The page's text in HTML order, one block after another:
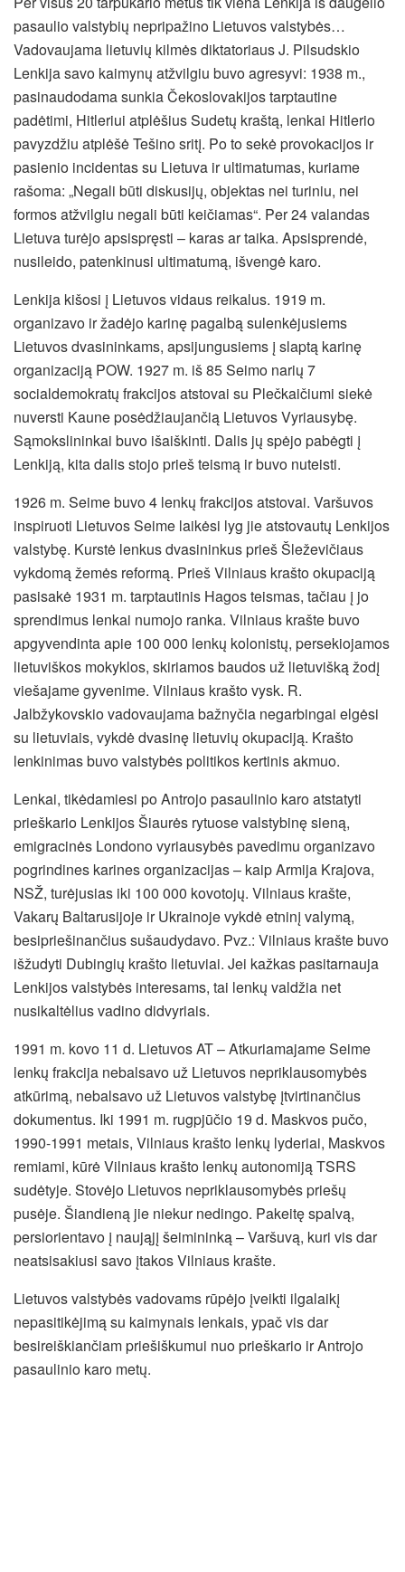
pasaulio valstybių nepripažino Lietuvos valstybės…
Vadovaujama lietuvių kilmės diktatoriaus J. Pilsudskio
Lenkija savo kaimynų atžvilgiu buvo agresyvi: 1938 m.,
pasinaudodama sunkia Čekoslovakijos tarptautine
padėtimi, Hitleriui atplėšius Sudetų kraštą, lenkai Hitlerio
pavyzdžiu atplėšė Tešino sritį. Po to sekė provokacijos ir
pasienio incidentas su Lietuva ir ultimatumas, kuriame
rašoma: „Negali būti diskusijų, objektas nei turiniu, nei
formos atžvilgiu negali būti keičiamas“. Per 24 valandas
Lietuva turėjo apsispręsti – karas ar taika. Apsisprendė,
nusileido, patenkinusi ultimatumą, išvengė karo.
Lenkija kišosi į Lietuvos vidaus reikalus. 1919 m.
organizavo ir žadėjo karinę pagalbą sulenkėjusiems
Lietuvos dvasininkams, apsijungusiems į slaptą karinę
organizaciją POW. 1927 m. iš 85 Seimo narių 7
socialdemokratų frakcijos atstovai su Plečkaičiumi siekė
nuversti Kaune posėdžiaujančią Lietuvos Vyriausybę.
Sąmokslininkai buvo išaiškinti. Dalis jų spėjo pabėgti į
Lenkiją, kita dalis stojo prieš teismą ir buvo nuteisti.
1926 m. Seime buvo 4 lenkų frakcijos atstovai. Varšuvos
inspiruoti Lietuvos Seime laikėsi lyg jie atstovautų Lenkijos
valstybę. Kurstė lenkus dvasininkus prieš Šleževičiaus
vykdomą žemės reformą. Prieš Vilniaus krašto okupaciją
pasisakė 1931 m. tarptautinis Hagos teismas, tačiau į jo
sprendimus lenkai numojo ranka. Vilniaus krašte buvo
apgyvendinta apie 100 000 lenkų kolonistų, persekiojamos
lietuviškos mokyklos, skiriamos baudos už lietuvišką žodį
viešajame gyvenime. Vilniaus krašto vysk. R.
Jalbžykovskio vadovaujama bažnyčia negarbingai elgėsi
su lietuviais, vykdė dvasinę lietuvių okupaciją. Krašto
lenkinimas buvo valstybės politikos kertinis akmuo.
Lenkai, tikėdamiesi po Antrojo pasaulinio karo atstatyti
prieškario Lenkijos Šiaurės rytuose valstybinę sieną,
emigracinės Londono vyriausybės pavedimu organizavo
pogrindines karines organizacijas – kaip Armija Krajova,
NSŽ, turėjusias iki 100 000 kovotojų. Vilniaus krašte,
Vakarų Baltarusijoje ir Ukrainoje vykdė etninį valymą,
besipriešinančius sušaudydavo. Pvz.: Vilniaus krašte buvo
išžudyti Dubingių krašto lietuviai. Jei kažkas pasitarnauja
Lenkijos valstybės interesams, tai lenkų valdžia net
nusikaltėlius vadino didvyriais.
1991 m. kovo 11 d. Lietuvos AT – Atkuriamajame Seime
lenkų frakcija nebalsavo už Lietuvos nepriklausomybės
atkūrimą, nebalsavo už Lietuvos valstybę įtvirtinančius
dokumentus. Iki 1991 m. rugpjūčio 19 d. Maskvos pučo,
1990-1991 metais, Vilniaus krašto lenkų lyderiai, Maskvos
remiami, kūrė Vilniaus krašto lenkų autonomiją TSRS
sudėtyje. Stovėjo Lietuvos nepriklausomybės priešų
pusėje. Šiandieną jie niekur nedingo. Pakeitę spalvą,
persiorientavo į naująjį šeimininką – Varšuvą, kuri vis dar
neatsisakiusi savo įtakos Vilniaus krašte.
Lietuvos valstybės vadovams rūpėjo įveikti ilgalaikį
nepasitikėjimą su kaimynais lenkais, ypač vis dar
besireiškiančiam priešiškumui nuo prieškario ir Antrojo
pasaulinio karo metų.